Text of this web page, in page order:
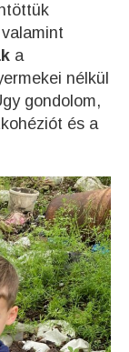
a
nélkül
gondolom,
és a